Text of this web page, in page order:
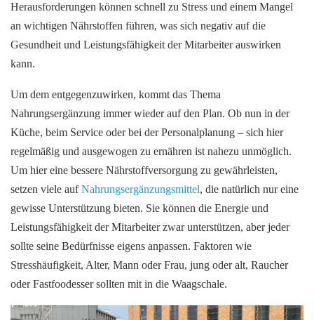
Herausforderungen können schnell zu Stress und einem Mangel
an wichtigen Nährstoffen führen, was sich negativ auf die
Gesundheit und Leistungsfähigkeit der Mitarbeiter auswirken
kann.
Um dem entgegenzuwirken, kommt das Thema
Nahrungsergänzung immer wieder auf den Plan. Ob nun in der
Küche, beim Service oder bei der Personalplanung – sich hier
regelmäßig und ausgewogen zu ernähren ist nahezu unmöglich.
Um hier eine bessere Nährstoffversorgung zu gewährleisten,
setzen viele aufNahrungsergänzungsmittel, die natürlich nur eine
gewisse Unterstützung bieten. Sie können die Energie und
Leistungsfähigkeit der Mitarbeiter zwar unterstützen, aber jeder
sollte seine Bedürfnisse eigens anpassen. Faktoren wie
Stresshäufigkeit, Alter, Mann oder Frau, jung oder alt, Raucher
oder Fastfoodesser sollten mit in die Waagschale.